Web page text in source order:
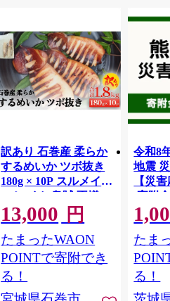
訳あり 石巻産 柔らか
するめいか ツボ抜き
180g × 10P スルメイカ
いか イカ 烏賊 不揃い
小分け 下処理済み 時
短調理 こだわり 冷凍
海鮮 魚介 おかず おつ
まみ 煮物 焼きイカ
BBQ バーベキュー 宮
城県 石巻市
13,000 円
たまったWAON
POINTで寄附でき
る！
令和8
地震
【災
(寄附
【返
地のた
共同
支援金
ます
支援
たま
る！